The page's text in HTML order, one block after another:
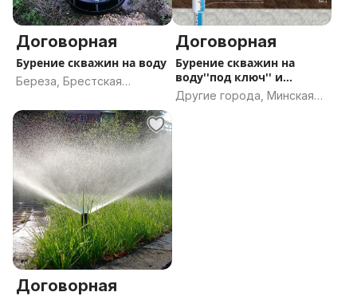
Договорная
Бурение скважин на воду
Береза, Брестская
Договорная
Бурение скважин на
воду''под ключ'' и
обустройство
Другие города, Минская
Договорная